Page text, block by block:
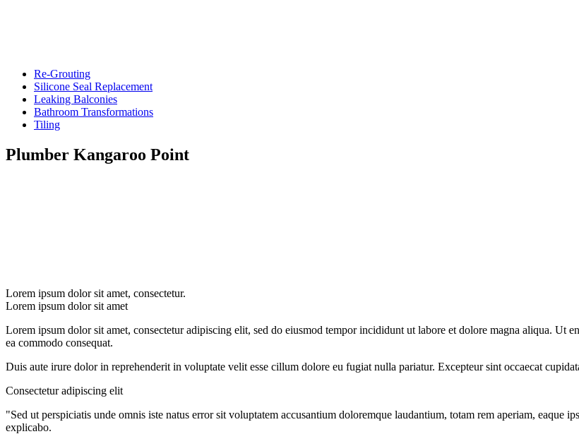
Re-Grouting
Silicone Seal Replacement
Leaking Balconies
Bathroom Transformations
Tiling
Plumber Kangaroo Point
Lorem ipsum dolor sit amet, consectetur.
Lorem ipsum dolor sit amet
Lorem ipsum dolor sit amet, consectetur adipiscing elit, sed do eiusmod tempor incididunt ut labore et dolore magna aliqua.
ea commodo consequat.
Duis aute irure dolor in reprehenderit in voluptate velit esse cillum dolore eu fugiat nulla pariatur. Excepteur sint occaecat
Consectetur adipiscing elit
"Sed ut perspiciatis unde omnis iste natus error sit voluptatem accusantium doloremque laudantium, totam rem aperiam, eaque
explicabo.